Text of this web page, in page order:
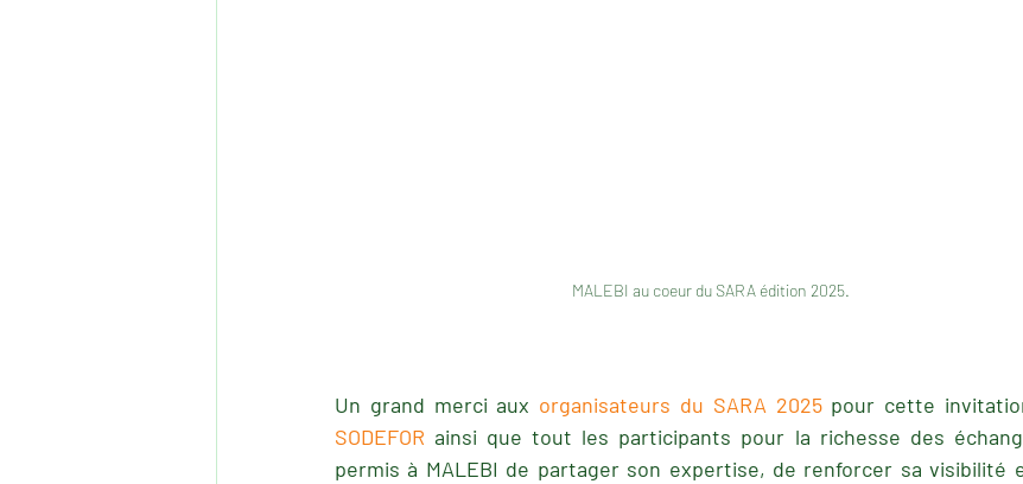
					MALEBI au coeur du SARA édition 2025.
Un grand merci aux organisateurs du SARA 2025 pour cette
SODEFOR ainsi que tout les participants pour la richesse des
permis à MALEBI de partager son expertise, de renforcer sa visibilité